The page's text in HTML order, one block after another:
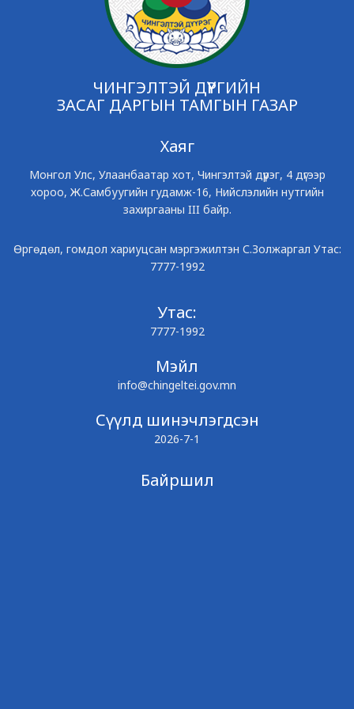
ЧИНГЭЛТЭЙ ДҮҮРГИЙН
ЗАСАГ ДАРГЫН ТАМГЫН ГАЗАР
Хаяг
Монгол Улс, Улаанбаатар хот, Чингэлтэй дүүрэг, 4 дүгээр
хороо, Ж.Самбуугийн гудамж-16, Нийслэлийн нутгийн
захиргааны III байр.
Өргөдөл, гомдол хариуцсан мэргэжилтэн С.Золжаргал Утас:
7777-1992
Утас:
7777-1992
Мэйл
info@chingeltei.gov.mn
Сүүлд шинэчлэгдсэн
2026-7-1
Байршил